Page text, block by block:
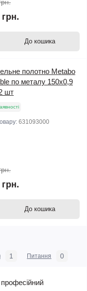
До кошика
полотно Metabo
по металу 150х0,9
шт
631093000
До кошика
1 Питання 0